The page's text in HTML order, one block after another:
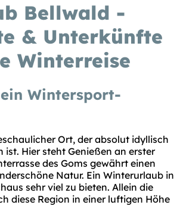
Bellwald -
& Unterkünfte
Winterreise
Wintersport-
Ort, der absolut idyllisch
ist. Hier steht Genießen an erster
des Goms gewährt einen
Natur. Ein Winterurlaub in
sehr viel zu bieten. Allein die
diese Region in einer luftigen Höhe